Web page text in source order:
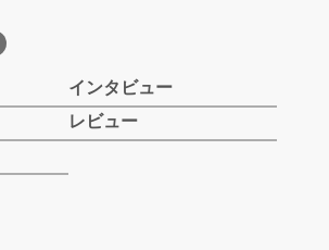
インタビュー
レビュー